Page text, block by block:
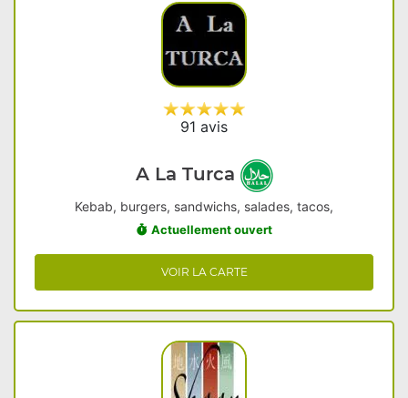
91 avis
A La Turca
Kebab, burgers, sandwichs, salades, tacos,
Actuellement ouvert
VOIR LA CARTE